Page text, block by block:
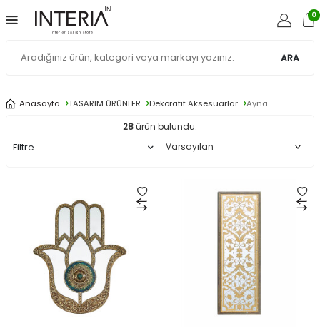
ARA
0
Anasayfa TASARIM ÜRÜNLER Dekoratif Aksesuarlar Ayna
Filtre
28ürün bulundu.